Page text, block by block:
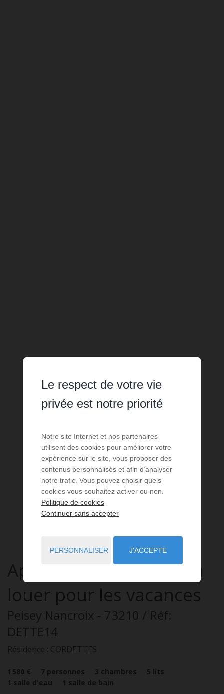
Appartement4 pièces
à
louer pour les vacances
Peisey Nancroix - 73210 / Réf:
DETTE14
Résidence : CORDETTES
1 580 € 7 personnes 3 chambres 5 lits
1 salle d'eau 1 salle de bain
Le respect de votre vie
privée est notre priorité
Notre site Internet et nos partenaires
utilisent des cookies pour améliorer votre
expérience sur le site, vous proposer des
contenus personnalisés et afin d’analyser
notre trafic. Vous pouvez choisir quels
cookies vous souhaitez activer ou non.
Politique de cookies
Continuer sans accepter
PERSONNALISER J'ACCEPTE